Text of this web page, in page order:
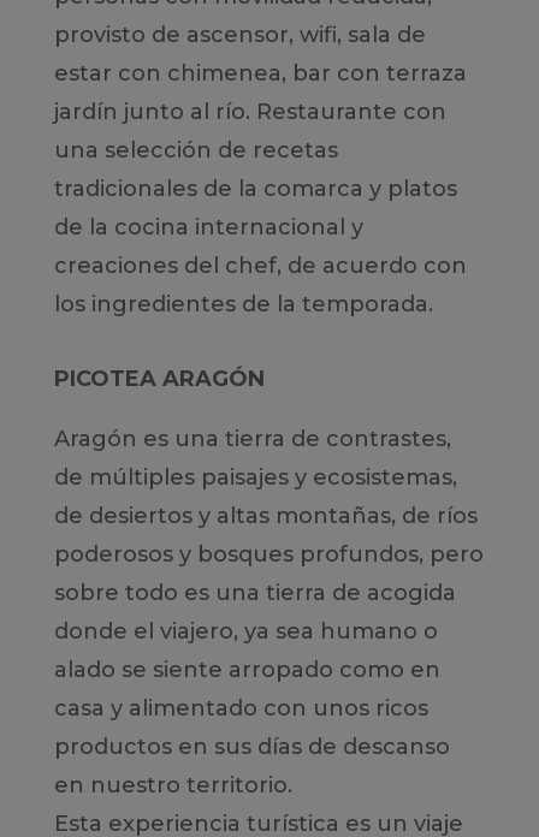
provisto de ascensor, wifi, sala de
estar con chimenea, bar con terraza
jardín junto al río. Restaurante con
una selección de recetas
tradicionales de la comarca y platos
de la cocina internacional y
creaciones del chef, de acuerdo con
los ingredientes de la temporada.
PICOTEA ARAGÓN
Aragón es una tierra de contrastes,
de múltiples paisajes y ecosistemas,
de desiertos y altas montañas, de ríos
poderosos y bosques profundos, pero
sobre todo es una tierra de acogida
donde el viajero, ya sea humano o
alado se siente arropado como en
casa y alimentado con unos ricos
productos en sus días de descanso
en nuestro territorio.
Esta experiencia turística es un viaje